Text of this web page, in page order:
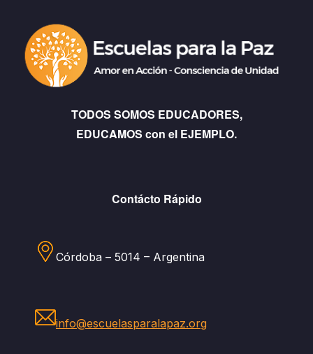
TODOS SOMOS EDUCADORES,
EDUCAMOS con el EJEMPLO.
Contácto Rápido
Córdoba – 5014 – Argentina
info@escuelasparalapaz.org